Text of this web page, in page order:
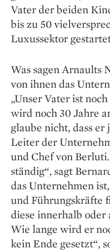
Vater der beiden
bis zu 50
Luxussektor
Was sagen Arnaults
von ihnen das
„Unser Vater ist
wird noch 30 Jahre
glaube nicht, dass
Leiter der
und Chef von
ständig“, sagt
das Unternehmen
und Führungs­kräfte
diese innerhalb oder
Wie lange wird er
kein Ende gesetzt“,